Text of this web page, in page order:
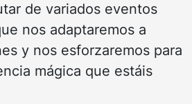
de variados eventos
nos adaptaremos a
y nos esforzaremos para
mágica que estáis